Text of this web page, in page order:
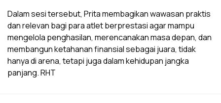
Dalam sesi tersebut, Prita membagikan wawasan praktis
dan relevan bagi para atlet berprestasi agar mampu
mengelola penghasilan, merencanakan masa depan, dan
membangun ketahanan finansial sebagai juara, tidak
hanya di arena, tetapi juga dalam kehidupan jangka
panjang. RHT